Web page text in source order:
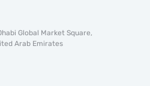
Global Market Square,
Arab Emirates